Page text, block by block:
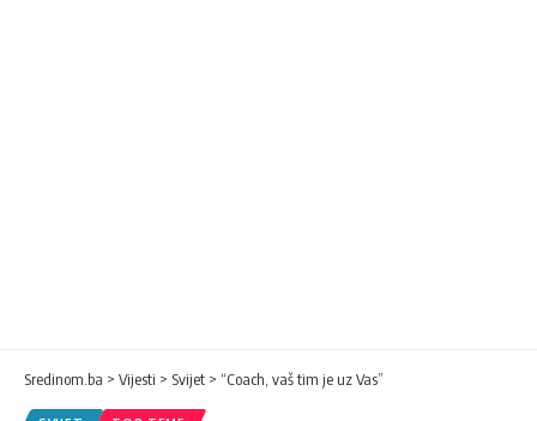
Sredinom.ba > Vijesti > Svijet > “Coach, vaš tim je uz Vas”